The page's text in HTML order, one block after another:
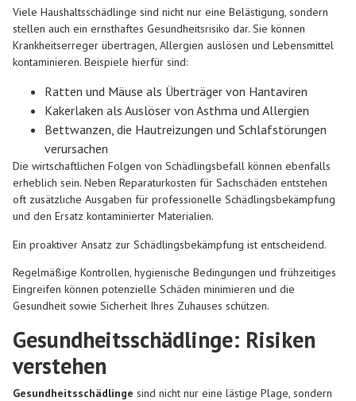
Viele Haushaltsschädlinge sind nicht nur eine Belästigung, sondern
stellen auch ein ernsthaftes Gesundheitsrisiko dar. Sie können
Krankheitserreger übertragen, Allergien auslösen und Lebensmittel
kontaminieren. Beispiele hierfür sind:
Ratten und Mäuse als Überträger von Hantaviren
Kakerlaken als Auslöser von Asthma und Allergien
Bettwanzen, die Hautreizungen und Schlafstörungen
verursachen
Die wirtschaftlichen Folgen von Schädlingsbefall können ebenfalls
erheblich sein. Neben Reparaturkosten für Sachschäden entstehen
oft zusätzliche Ausgaben für professionelle Schädlingsbekämpfung
und den Ersatz kontaminierter Materialien.
Ein proaktiver Ansatz zur Schädlingsbekämpfung ist entscheidend.
Regelmäßige Kontrollen, hygienische Bedingungen und frühzeitiges
Eingreifen können potenzielle Schäden minimieren und die
Gesundheit sowie Sicherheit Ihres Zuhauses schützen.
Gesundheitsschädlinge: Risiken
verstehen
Gesundheitsschädlinge sind nicht nur eine lästige Plage, sondern